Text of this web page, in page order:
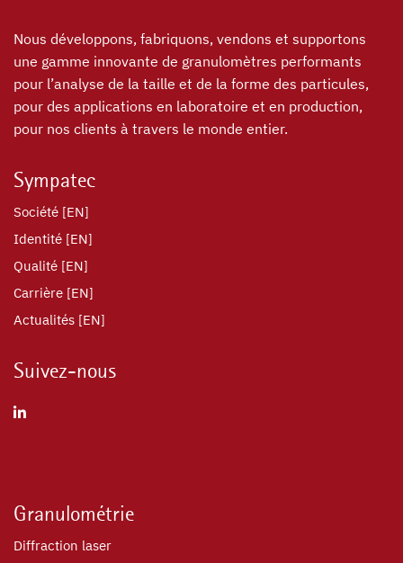
Nous développons, fabriquons, vendons et supportons
une gamme innovante de granulomètres performants
pour l’analyse de la taille et de la forme des particules,
pour des applications en laboratoire et en production,
pour nos clients à travers le monde entier.
Sympatec
Société [EN]
Identité [EN]
Qualité [EN]
Carrière [EN]
Actualités [EN]
Suivez-nous
Granulométrie
Diffraction laser